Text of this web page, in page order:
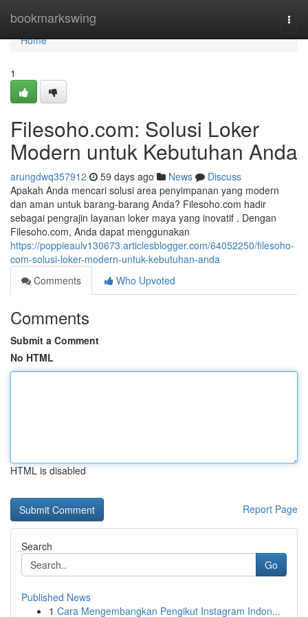
bookmarkswing
Home
Home
1
Filesoho.com: Solusi Loker
Modern untuk Kebutuhan Anda
arungdwq357912 59 days ago News
Discuss
Apakah Anda mencari solusi area penyimpanan yang modern
dan aman untuk barang-barang Anda? Filesoho.com hadir
sebagai pengrajin layanan loker maya yang inovatif . Dengan
Filesoho.com, Anda dapat menggunakan
https://poppieaulv130673.articlesblogger.com/64052250/filesoho-
com-solusi-loker-modern-untuk-kebutuhan-anda
Comments
Who Upvoted
Comments
Submit a Comment
No HTML
HTML is disabled
Report Page
Search
Go
Published News
1 Cara Mengembangkan Pengikut Instagram Indon...